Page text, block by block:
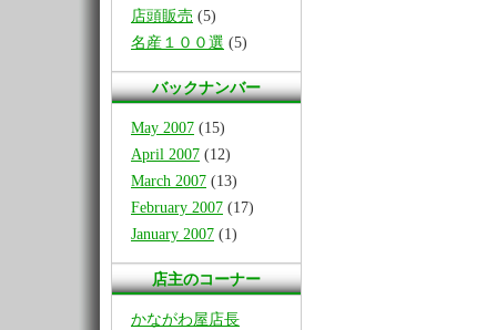
店頭販売 (5)
名産１００選 (5)
バックナンバー
May 2007 (15)
April 2007 (12)
March 2007 (13)
February 2007 (17)
January 2007 (1)
店主のコーナー
かながわ屋店長